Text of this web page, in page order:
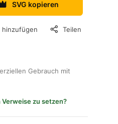
SVG kopieren
hinzufügen Teilen
Gebrauch mit
Verweise zu setzen?